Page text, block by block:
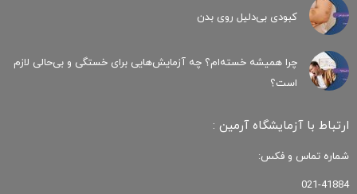
کبودی‌ بی‌دلیل روی بدن
چرا همیشه خسته‌ام؟ چه آزمایش‌هایی برای خستگی و بی‌حالی لازم
است؟
ارتباط با آزمایشگاه آرمین :
شماره تماس و فکس:
021-41884